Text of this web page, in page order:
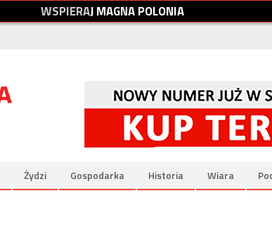
WSPIERAJMAGNAPOLONIA
Żydzi Gospodarka Historia Wiara